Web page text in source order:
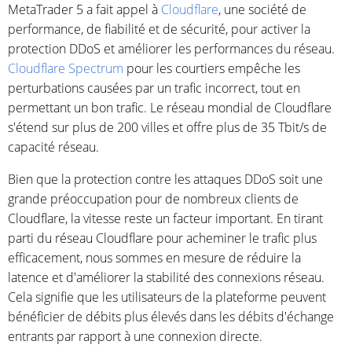
MetaTrader 5 a fait appel à Cloudflare, une société de
performance, de fiabilité et de sécurité, pour activer la
protection DDoS et améliorer les performances du réseau.
Cloudflare Spectrum pour les courtiers empêche les
perturbations causées par un trafic incorrect, tout en
permettant un bon trafic. Le réseau mondial de Cloudflare
s'étend sur plus de 200 villes et offre plus de 35 Tbit/s de
capacité réseau.
Bien que la protection contre les attaques DDoS soit une
grande préoccupation pour de nombreux clients de
Cloudflare, la vitesse reste un facteur important. En tirant
parti du réseau Cloudflare pour acheminer le trafic plus
efficacement, nous sommes en mesure de réduire la
latence et d'améliorer la stabilité des connexions réseau.
Cela signifie que les utilisateurs de la plateforme peuvent
bénéficier de débits plus élevés dans les débits d'échange
entrants par rapport à une connexion directe.